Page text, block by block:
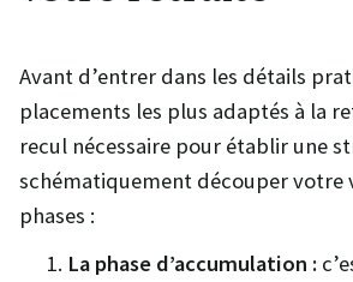
Avant d’entrer dans les détails
placements les plus adaptés à la
recul nécessaire pour établir une
schématiquement découper votre
phases :
La phase d’accumulation :